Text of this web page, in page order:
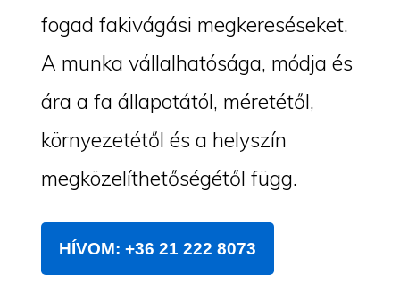
fogad fakivágási megkereséseket.
A munka vállalhatósága, módja és
ára a fa állapotától, méretétől,
környezetétől és a helyszín
megközelíthetőségétől függ.
HÍVOM: +36 21 222 8073